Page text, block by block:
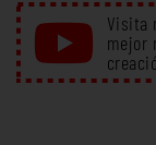
Visita
mejor